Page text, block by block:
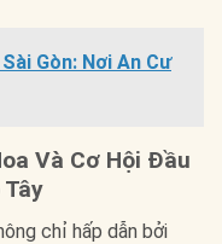
Gòn: Nơi An Cư
Và Cơ Hội Đầu
chỉ hấp dẫn bởi